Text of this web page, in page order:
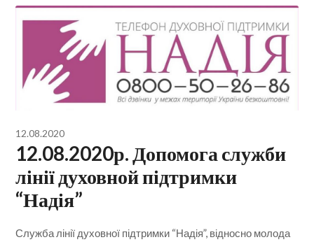
12.08.2020
12.08.2020р. Допомога служби
лінії духовной підтримки
“Надія”
Служба лінії духовної підтримки “Надія”, відносно молода